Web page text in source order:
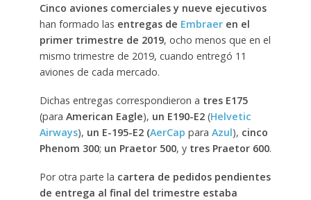
Cinco aviones comerciales y nueve ejecutivos
han formado las entregas de Embraeren el
primer trimestre de 2019, ocho menos que en el
mismo trimestre de 2019, cuando entregó 11
aviones de cada mercado.
Dichas entregas correspondieron a tres E175
(para American Eagle), un E190-E2(Helvetic
Airways), un E-195-E2 (AerCap para Azul), cinco
Phenom 300; un Praetor 500, y tres Praetor 600.
Por otra parte la cartera de pedidos pendientes
de entrega al final del trimestre estaba